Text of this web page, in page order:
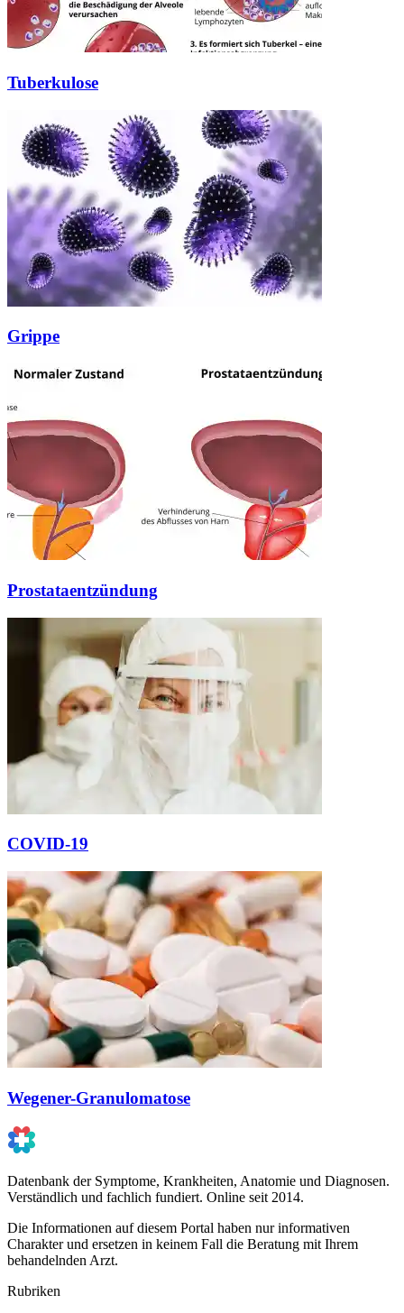
Tuberkulose
Grippe
Prostataentzündung
COVID-19
Wegener-Granulomatose
Datenbank der Symptome, Krankheiten, Anatomie und Diagnosen.
Verständlich und fachlich fundiert. Online seit 2014.
Die Informationen auf diesem Portal haben nur informativen
Charakter und ersetzen in keinem Fall die Beratung mit Ihrem
behandelnden Arzt.
Rubriken